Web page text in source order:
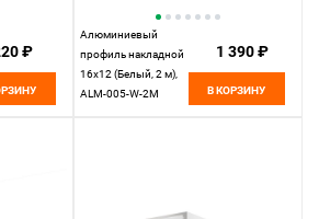
₽
Алюминиевый
профиль накладной
16x12 (Белый, 2 м),
ALM-005-W-2M
1 390 ₽
В КОРЗИНУ